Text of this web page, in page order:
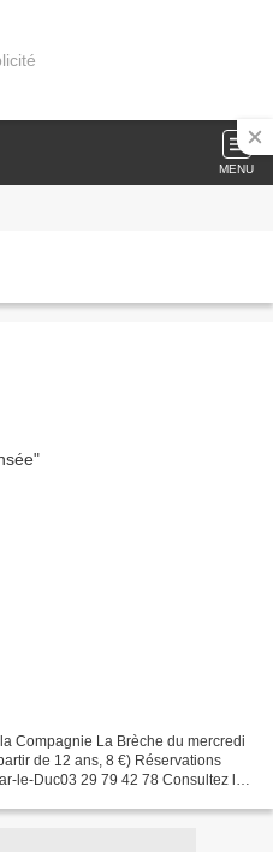
MENU
Compagnie La Brèche du mercredi
de 12 ans, 8 €) Réservations
le-Duc03 29 79 42 78 Consultez le